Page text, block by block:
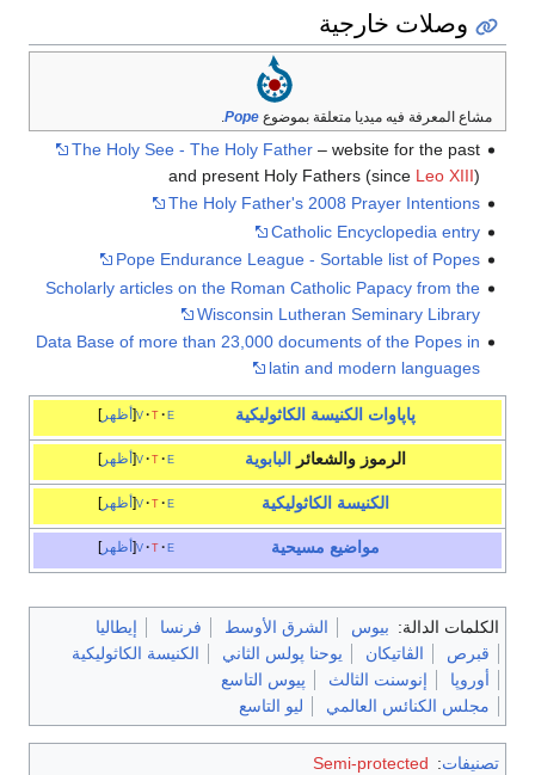
وصلات خارجية
مشاع المعرفة فيه ميديا متعلقة بموضوعPope
.
The Holy See - The Holy Father– website for the past
and present Holy Fathers (since Leo XIII)
The Holy Father's 2008 Prayer Intentions
Catholic Encyclopedia entry
Pope Endurance League - Sortable list of Popes
Scholarly articles on the Roman Catholic Papacy from the
Wisconsin Lutheran Seminary Library
Data Base of more than 23,000 documents of the Popes in
latin and modern languages
أظهر v t e پاپاوات الكنيسة الكاثوليكية
أظهر v t e الرموز والشعائر البابوية
أظهر v t e الكنيسة الكاثوليكية
أظهر v t e مواضيع مسيحية
الكلمات الدالة: بيوس الشرق الأوسط فرنسا
إيطاليا
قبرص
الڤاتيكان يوحنا پولس الثاني
الكنيسة الكاثوليكية
أوروپا
إنوسنت الثالث
پيوس التاسع
مجلس الكنائس العالمي
ليو التاسع
تصنيفات:
Semi-protected